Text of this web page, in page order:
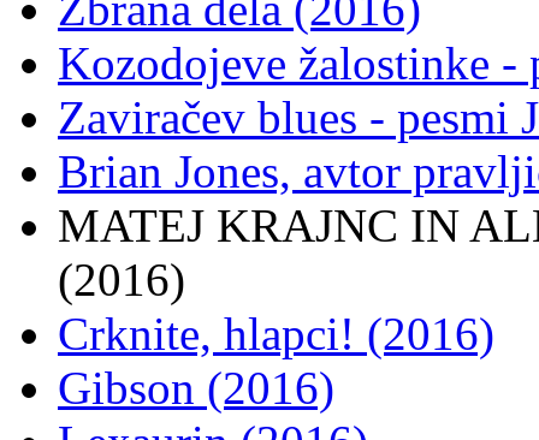
Kozodojeve žalostinke -
Zaviračev blues - pesmi
Brian Jones, avtor
MATEJ KRAJNC IN
(2016)
Crknite, hlapci! (2016)
Gibson (2016)